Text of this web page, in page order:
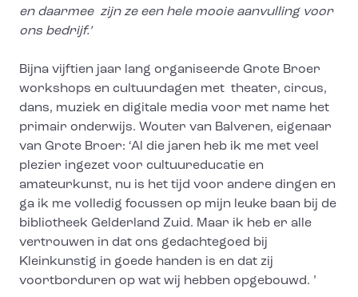
en daarmee zijn ze een hele mooie aanvulling voor
ons bedrijf.’
Bijna vijftien jaar lang organiseerde Grote Broer
workshops en cultuurdagen met theater, circus,
dans, muziek en digitale media voor met name het
primair onderwijs. Wouter van Balveren, eigenaar
van Grote Broer: ‘Al die jaren heb ik me met veel
plezier ingezet voor cultuureducatie en
amateurkunst, nu is het tijd voor andere dingen en
ga ik me volledig focussen op mijn leuke baan bij de
bibliotheek Gelderland Zuid. Maar ik heb er alle
vertrouwen in dat ons gedachtegoed bij
Kleinkunstig in goede handen is en dat zij
voortborduren op wat wij hebben opgebouwd. ’